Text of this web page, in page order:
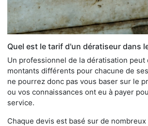
Quel est le tarif d'un dératiseur dans
Un professionnel de la dératisation peut
montants différents pour chacune de
ne pourrez donc pas vous baser sur le
ou vos connaissances ont eu à payer
service.
Chaque devis est basé sur de